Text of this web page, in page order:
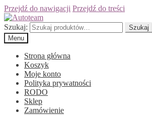
Przejdź do nawigacji Przejdź do treści
Szukaj:
Szukaj
Menu
Strona główna
Koszyk
Moje konto
Polityka prywatności
RODO
Sklep
Zamówienie